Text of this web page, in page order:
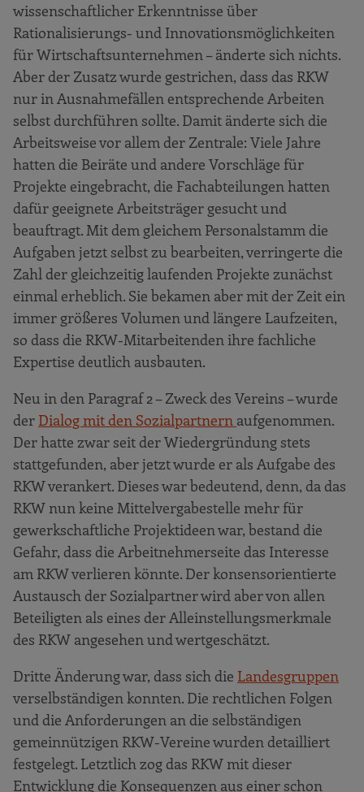
wissenschaftlicher Erkenntnisse über
Rationalisierungs- und Innovationsmöglichkeiten
für Wirtschaftsunternehmen – änderte sich nichts.
Aber der Zusatz wurde gestrichen, dass das RKW
nur in Ausnahmefällen entsprechende Arbeiten
selbst durchführen sollte. Damit änderte sich die
Arbeitsweise vor allem der Zentrale: Viele Jahre
hatten die Beiräte und andere Vorschläge für
Projekte eingebracht, die Fachabteilungen hatten
dafür geeignete Arbeitsträger gesucht und
beauftragt. Mit dem gleichem Personalstamm die
Aufgaben jetzt selbst zu bearbeiten, verringerte die
Zahl der gleichzeitig laufenden Projekte zunächst
einmal erheblich. Sie bekamen aber mit der Zeit ein
immer größeres Volumen und längere Laufzeiten,
so dass die RKW-Mitarbeitenden ihre fachliche
Expertise deutlich ausbauten.
Neu in den Paragraf 2 – Zweck des Vereins – wurde
der Dialog mit den Sozialpartnern aufgenommen.
Der hatte zwar seit der Wiedergründung stets
stattgefunden, aber jetzt wurde er als Aufgabe des
RKW verankert. Dieses war bedeutend, denn, da das
RKW nun keine Mittelvergabestelle mehr für
gewerkschaftliche Projektideen war, bestand die
Gefahr, dass die Arbeitnehmerseite das Interesse
am RKW verlieren könnte. Der konsensorientierte
Austausch der Sozialpartner wird aber von allen
Beteiligten als eines der Alleinstellungsmerkmale
des RKW angesehen und wertgeschätzt.
Dritte Änderung war, dass sich die Landesgruppen
verselbständigen konnten. Die rechtlichen Folgen
und die Anforderungen an die selbständigen
gemeinnützigen RKW-Vereine wurden detailliert
festgelegt. Letztlich zog das RKW mit dieser
Entwicklung die Konsequenzen aus einer schon